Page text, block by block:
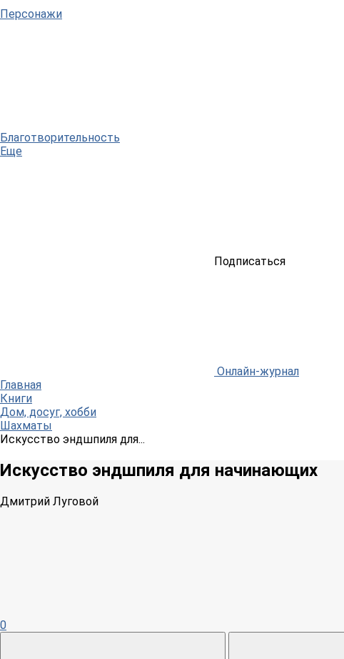
Персонажи
Благотворительность
Еще
Подписаться
Онлайн-журнал
Главная
Книги
Дом, досуг, хобби
Шахматы
Искусство эндшпиля для...
Искусство эндшпиля для начинающих
Дмитрий Луговой
0